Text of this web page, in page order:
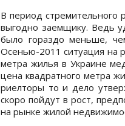
В период стремительного
выгодно заемщику. Ведь
было гораздо меньше,
Осенью-2011 ситуация на
метра жилья в Украине
цена квадратного метра
риелторы то и дело
скоро пойдут в рост,
на рынке жилой